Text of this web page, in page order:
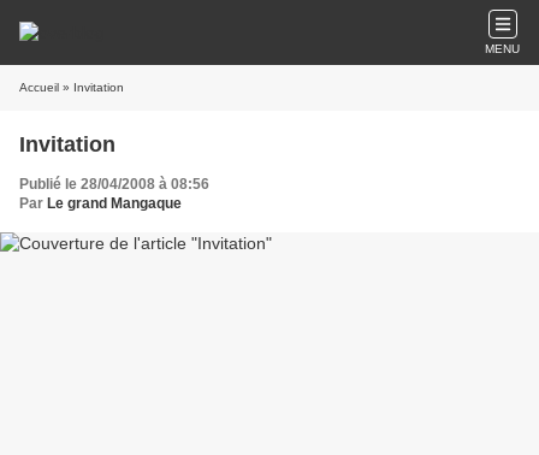
MENU
Accueil » Invitation
Invitation
Publié le 28/04/2008 à 08:56
Par Le grand Mangaque